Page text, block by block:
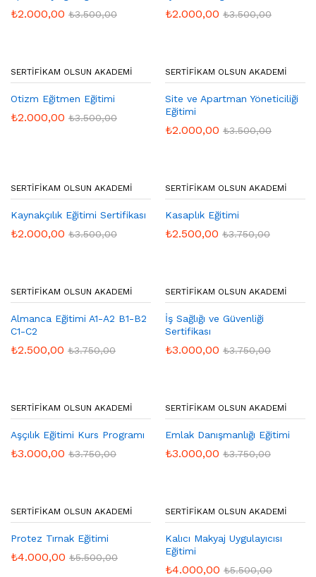
₺2.000,00 ₺3.500,00 ₺2.000,00 ₺3.500,00
SERTIFIKAM OLSUN AKADEMI
Otizm Eğitmen Eğitimi
₺2.000,00 ₺3.500,00
SERTIFIKAM OLSUN AKADEMI
Site ve Apartman Yöneticiliği
Eğitimi
₺2.000,00 ₺3.500,00
SERTIFIKAM OLSUN AKADEMI
Kaynakçılık Eğitimi Sertifikası
₺2.000,00 ₺3.500,00
SERTIFIKAM OLSUN AKADEMI
Kasaplık Eğitimi
₺2.500,00 ₺3.750,00
SERTIFIKAM OLSUN AKADEMI
Almanca Eğitimi A1-A2 B1-B2
C1-C2
₺2.500,00 ₺3.750,00
SERTIFIKAM OLSUN AKADEMI
İş Sağlığı ve Güvenliği
Sertifikası
₺3.000,00 ₺3.750,00
SERTIFIKAM OLSUN AKADEMI
Aşçılık Eğitimi Kurs Programı
₺3.000,00 ₺3.750,00
SERTIFIKAM OLSUN AKADEMI
Emlak Danışmanlığı Eğitimi
₺3.000,00 ₺3.750,00
SERTIFIKAM OLSUN AKADEMI
Protez Tırnak Eğitimi
₺4.000,00 ₺5.500,00
SERTIFIKAM OLSUN AKADEMI
Kalıcı Makyaj Uygulayıcısı
Eğitimi
₺4.000,00 ₺5.500,00